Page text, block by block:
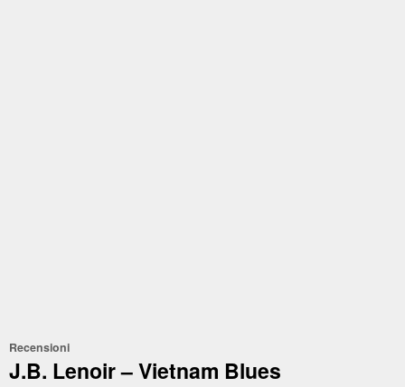
Recensioni
J.B. Lenoir – Vietnam Blues